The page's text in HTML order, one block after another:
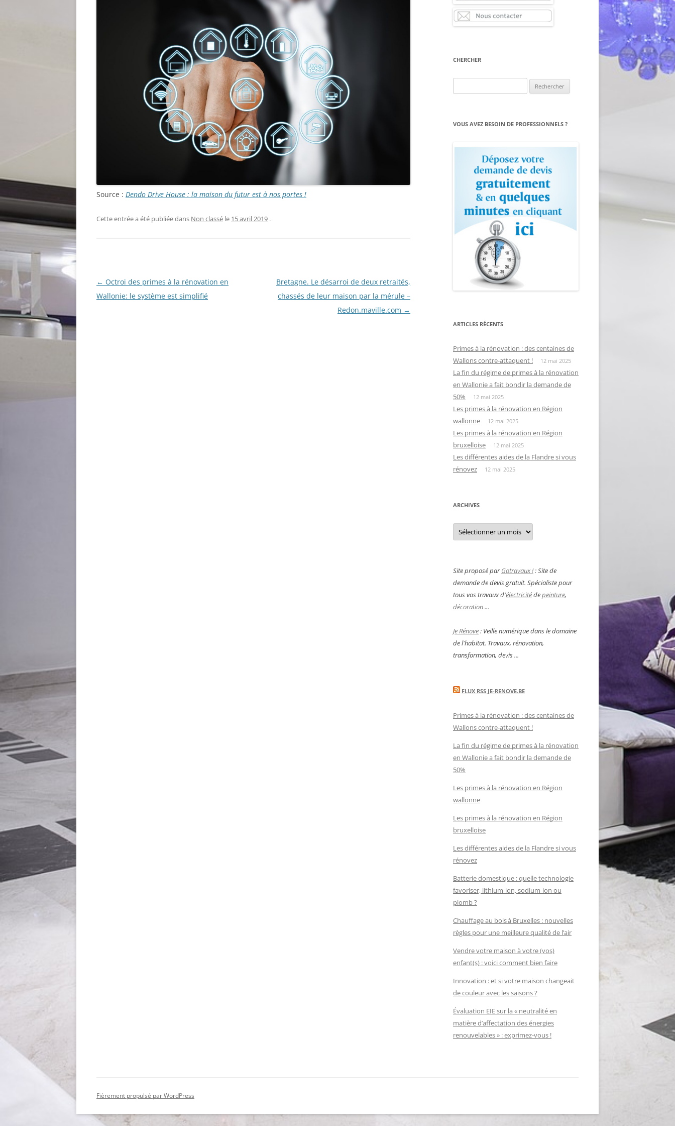
Source : Dendo Drive House : la maison du futur est à nos portes !
Cette entrée a été publiée dans Non classé le 15 avril 2019 .
Navigation
des
← Octroi des primes à la rénovation en
Wallonie: le système est simplifié
Bretagne. Le désarroi de deux retraités,
chassés de leur maison par la mérule –
Redon.maville.com →
CHERCHER
VOUS AVEZ BESOIN DE PROFESSIONNELS ?
ARTICLES RÉCENTS
Primes à la rénovation : des centaines de
Wallons contre-attaquent !
12 mai 2025
La fin du régime de primes à la rénovation
en Wallonie a fait bondir la demande de
50%
12 mai 2025
Les primes à la rénovation en Région
wallonne
12 mai 2025
Les primes à la rénovation en Région
bruxelloise
12 mai 2025
Les différentes aides de la Flandre si vous
rénovez
12 mai 2025
ARCHIVES
Archives
Site proposé parGotravaux !: Site de
demande de devis gratuit. Spécialiste pour
tous vos travaux d'électricitédepeinture,
décoration...
Je Rénove: Veille numérique dans le domaine
de l'habitat. Travaux, rénovation,
transformation, devis ...
FLUX RSS JE-RENOVE.BE
Primes à la rénovation : des centaines de
Wallons contre-attaquent !
La fin du régime de primes à la rénovation
en Wallonie a fait bondir la demande de
50%
Les primes à la rénovation en Région
wallonne
Les primes à la rénovation en Région
bruxelloise
Les différentes aides de la Flandre si vous
rénovez
Batterie domestique : quelle technologie
favoriser, lithium-ion, sodium-ion ou
plomb ?
Chauffage au bois à Bruxelles : nouvelles
règles pour une meilleure qualité de l’air
Vendre votre maison à votre (vos)
enfant(s) : voici comment bien faire
Innovation : et si votre maison changeait
de couleur avec les saisons ?
Évaluation EIE sur la « neutralité en
matière d’affectation des énergies
renouvelables » : exprimez-vous !
Fièrement propulsé par WordPress